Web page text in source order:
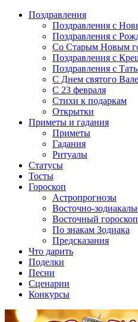
Поздравления
Поздравления с
Поздравления с
Со Старым Новым
Поздравления с
Поздравления с
С Днем святого
C 23 февраля
Стихи к подаркам
Открытки
Приметы и гадания
Приметы
Гадания
Ритуалы
Статусы
Тосты
Гороскоп
Астропрогнозы
Восточно-
Восточный гороскоп
По знакам Зодиака
Предсказания
Что дарить
Поделки
Песни
Сценарии
Конкурсы